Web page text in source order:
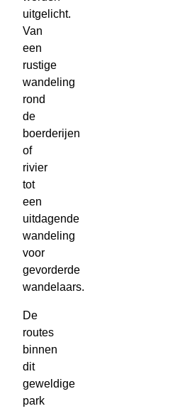
uitgelicht.
Van
een
rustige
wandeling
rond
de
boerderijen
of
rivier
tot
een
uitdagende
wandeling
voor
gevorderde
wandelaars.
De
routes
binnen
dit
geweldige
park